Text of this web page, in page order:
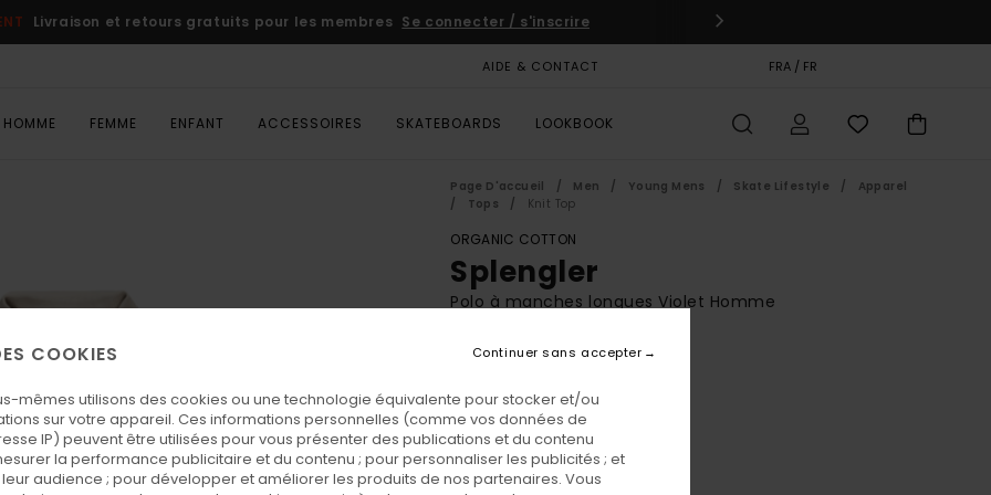
Livraison et retours gratuits pour les membres Se connecter / s'inscrire
AIDE & CONTACT FRA / FR
HOMME FEMME ENFANT ACCESSOIRES SKATEBOARDS LOOKBOOK
Page D'accueil Men Young Mens Skate Lifestyle
Apparel
Tops
Knit Top
ORGANIC COTTON
Splengler
Polo à manches longues Violet Homme
ECO-BONUS
CouleurPlum Perfect
COOKIES
mêmes utilisons des cookies ou une technologie équivalente pour stocker et/ou
sur votre appareil. Ces informations personnelles (comme vos données de
IP) peuvent être utilisées pour vous présenter des publications et du contenu
la performance publicitaire et du contenu ; pour personnaliser les publicités ; et
audience ; pour développer et améliorer les produits de nos partenaires. Vous
Continuer sans accepter